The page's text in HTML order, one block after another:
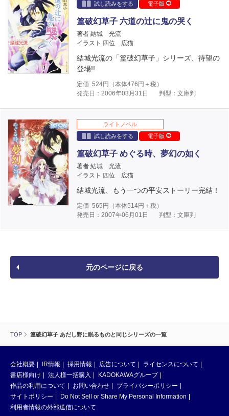
TOP 篁破幻草子 あだし野に眠るものと同じシリーズの一覧
試し読みをする
電子版
篁破幻草子 六道の辻に鬼の哭く
著者 結城 光流
イラスト 四位 広猫
結城光流の「篁破幻草子」シリーズ、待望の
登場!!
定価 524円（本体476 円＋税）
発売日：2006年03月31日
判型：文庫判
ライトノベル
試し読みをする
電子版
篁破幻草子 めぐる時、夢幻の如く
著者 結城 光流
イラスト 四位 広猫
結城光流、もう一つの平安ストーリー完結！
定価 565 円（本体514円＋税）
発売日：2007年06月01日
判型：文庫判
元のページに戻る
会社概要 IR情報 採用情報 広告について
ライセンスについて
書店様向け
法人様一括購入
KADOKAWAグループ
作品の利用について
お問い合わせ
プライバシーポリシー
サイトポリシー
Do Not Sell or Share My Personal Information
利用者情報の外部送信について